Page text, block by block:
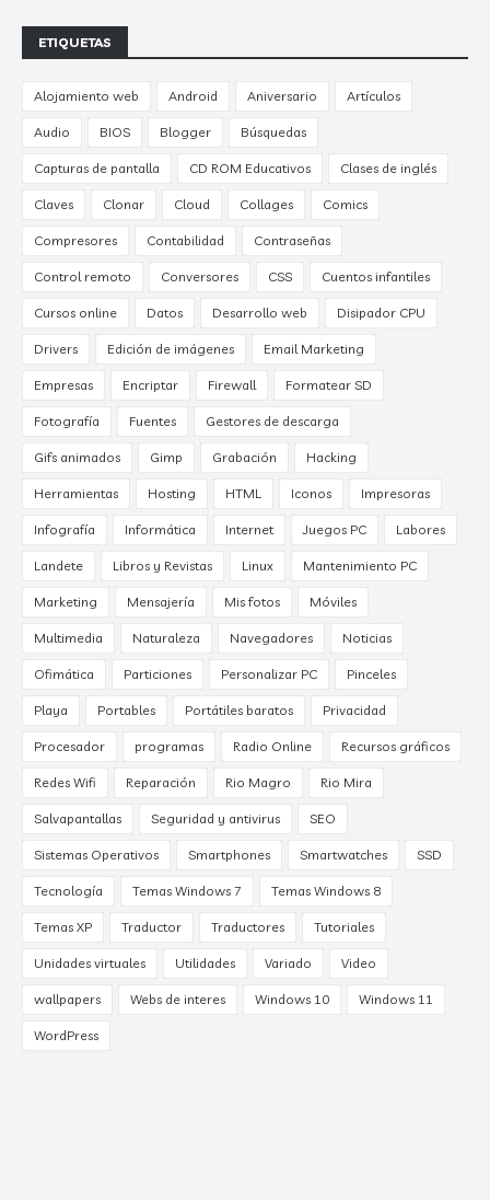
ETIQUETAS
Alojamiento web Android Aniversario Artículos
Audio BIOS Blogger Búsquedas
Capturas de pantalla CD ROM Educativos Clases de inglés
Claves Clonar Cloud Collages Comics
Compresores Contabilidad Contraseñas
Control remoto Conversores CSS Cuentos infantiles
Cursos online Datos Desarrollo web Disipador CPU
Drivers Edición de imágenes Email Marketing
Empresas Encriptar Firewall Formatear SD
Fotografía Fuentes Gestores de descarga
Gifs animados Gimp Grabación Hacking
Herramientas Hosting HTML Iconos Impresoras
Infografía Informática Internet Juegos PC Labores
Landete Libros y Revistas Linux Mantenimiento PC
Marketing Mensajería Mis fotos Móviles
Multimedia Naturaleza Navegadores Noticias
Ofimática Particiones Personalizar PC Pinceles
Playa Portables Portátiles baratos Privacidad
Procesador programas Radio Online Recursos gráficos
Redes Wifi Reparación Rio Magro Rio Mira
Salvapantallas Seguridad y antivirus SEO
Sistemas Operativos Smartphones Smartwatches SSD
Tecnología Temas Windows 7 Temas Windows 8
Temas XP Traductor Traductores Tutoriales
Unidades virtuales Utilidades Variado Video
wallpapers Webs de interes Windows 10 Windows 11
WordPress